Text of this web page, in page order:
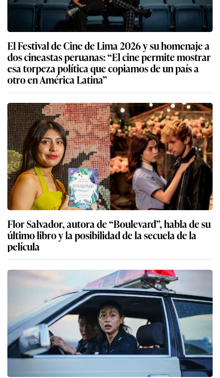
El Festival de Cine de Lima 2026 y su homenaje a
dos cineastas peruanas: “El cine permite mostrar
esa torpeza política que copiamos de un país a
otro en América Latina”
Flor Salvador, autora de “Boulevard”, habla de su
último libro y la posibilidad de la secuela de la
película